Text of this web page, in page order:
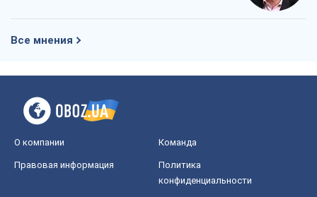
Все мнения
О компании Команда
Правовая информация
Политика
конфиденциальности